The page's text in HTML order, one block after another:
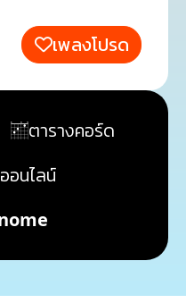
เพลงโปรด
ตารางคอร์ด
อนไลน์